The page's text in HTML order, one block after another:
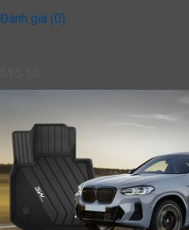
Đánh giá (0)